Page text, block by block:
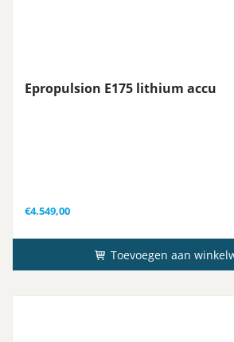
Epropulsion E175 lithium accu
€4.549,00
Toevoegen aan